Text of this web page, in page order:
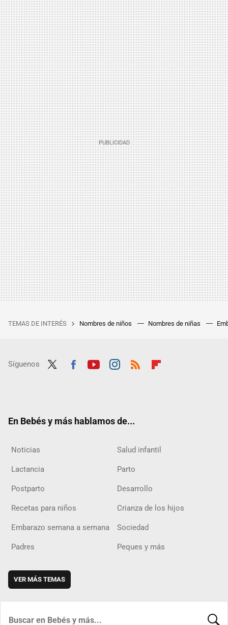
TEMAS DE INTERÉS Nombres de niños Nombres de niñas
Síguenos
En Bebés y más hablamos de...
Noticias Salud infantil
Lactancia Parto
Postparto Desarrollo
Recetas para niños Crianza de los hijos
Embarazo semana a semana Sociedad
Padres Peques y más
VER MÁS TEMAS